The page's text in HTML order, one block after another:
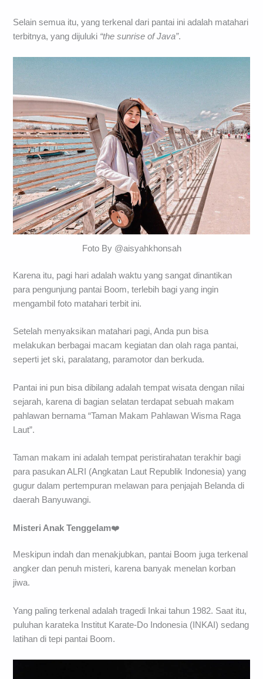
Selain semua itu, yang terkenal dari pantai ini adalah matahari
terbitnya, yang dijuluki “the sunrise of Java”.
Foto By @aisyahkhonsah
Karena itu, pagi hari adalah waktu yang sangat dinantikan
para pengunjung pantai Boom, terlebih bagi yang ingin
mengambil foto matahari terbit ini.
Setelah menyaksikan matahari pagi, Anda pun bisa
melakukan berbagai macam kegiatan dan olah raga pantai,
seperti jet ski, paralatang, paramotor dan berkuda.
Pantai ini pun bisa dibilang adalah tempat wisata dengan nilai
sejarah, karena di bagian selatan terdapat sebuah makam
pahlawan bernama “Taman Makam Pahlawan Wisma Raga
Laut”.
Taman makam ini adalah tempat peristirahatan terakhir bagi
para pasukan ALRI (Angkatan Laut Republik Indonesia) yang
gugur dalam pertempuran melawan para penjajah Belanda di
daerah Banyuwangi.
Misteri Anak Tenggelam❤️
Meskipun indah dan menakjubkan, pantai Boom juga terkenal
angker dan penuh misteri, karena banyak menelan korban
jiwa.
Yang paling terkenal adalah tragedi Inkai tahun 1982. Saat itu,
puluhan karateka Institut Karate-Do Indonesia (INKAI) sedang
latihan di tepi pantai Boom.